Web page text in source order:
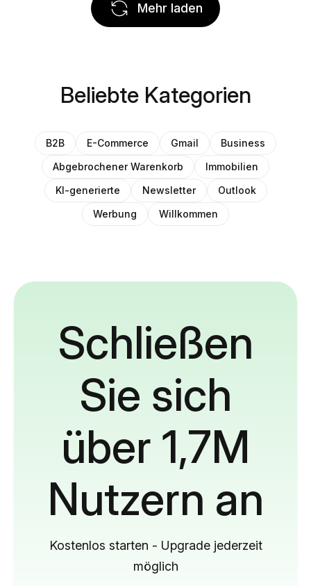
Mehr laden
Beliebte Kategorien
B2B E-Commerce Gmail
Business
Abgebrochener Warenkorb
Immobilien
KI-generierte
Newsletter
Outlook
Werbung
Willkommen
Schließen
Sie sich
über 1,7M
Nutzern an
Kostenlos starten - Upgrade jederzeit
möglich